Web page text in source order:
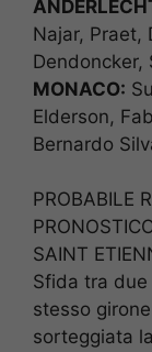
Najar, Praet,
Dendoncker,
MONACO:
Elderson,
Bernardo
PROBABILE
SAINT
Sfida tra
stesso
sorteggiata